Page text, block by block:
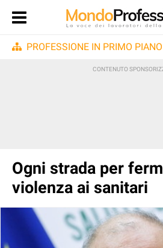
PROFESSIONE IN PRIMO PIANO
Ogni strada per
violenza ai sanitari